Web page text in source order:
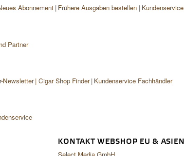
Abonnement Frühere Ausgaben bestellen Kundenservice
Partner
Newsletter Cigar Shop Finder Kundenservice Fachhändler
KONTAKT WEBSHOP EU & ASIEN